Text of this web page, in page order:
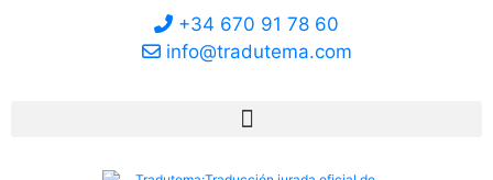
+34 670 91 78 60
info@tradutema.com